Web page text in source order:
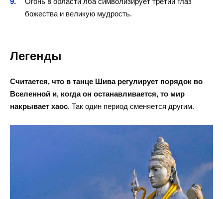
божества и великую мудрость.
Легенды
Считается, что в танце Шива регулирует порядок во
Вселенной и, когда он останавливается, то мир
накрывает хаос. Так один период сменяется другим.